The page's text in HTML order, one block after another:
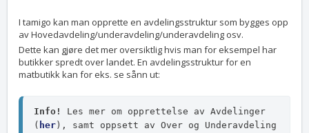
I tamigo kan man opprette en avdelingsstruktur som bygges opp
av Hovedavdeling/underavdeling/underavdeling osv.
Dette kan gjøre det mer oversiktlig hvis man for eksempel har
butikker spredt over landet. En avdelingsstruktur for en
matbutikk kan for eks. se sånn ut:
Info! Les mer om opprettelse av Avdelinger
( her ), samt oppsett av Over og Underavdeling